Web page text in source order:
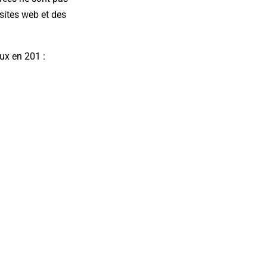
web et des
en 201 :